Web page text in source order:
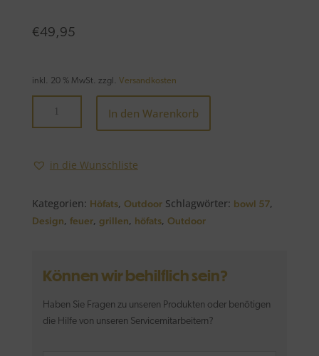
€49,95
inkl. 20 % MwSt. zzgl. Versandkosten
In den Warenkorb
in die Wunschliste
Kategorien: Höfats, Outdoor Schlagwörter: bowl 57,
Design, feuer, grillen, höfats, Outdoor
Können wir behilflich sein?
Haben Sie Fragen zu unseren Produkten oder benötigen
die Hilfe von unseren Servicemitarbeitern?